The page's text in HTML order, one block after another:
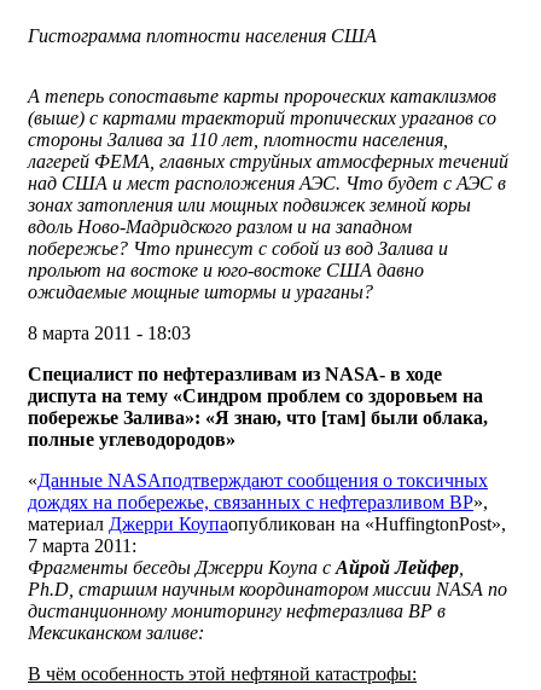
Гистограмма плотности населения США
А теперь сопоставьте карты пророческих катаклизмов
(выше) с картами траекторий тропических ураганов со
стороны Залива за 110 лет, плотности населения,
лагерей ФЕМА, главных струйных атмосферных течений
над США и мест расположения АЭС. Что будет с АЭС в
зонах затопления или мощных подвижек земной коры
вдоль Ново-Мадридского разлом и на западном
побережье? Что принесут с собой из вод Залива и
прольют на востоке и юго-востоке США давно
ожидаемые мощные штормы и ураганы?
8 марта 2011 - 18:03
Специалист по нефтеразливам из NASA- в ходе
диспута на тему «Синдром проблем со здоровьем на
побережье Залива»: «Я знаю, что [там] были облака,
полные углеводородов»
«Данные NASAподтверждают сообщения о токсичных
дождях на побережье, связанных с нефтеразливом ВР»,
материал Джерри Коупаопубликован на «HuffingtonPost»,
7 марта 2011:
Фрагменты беседы Джерри Коупа с Айрой Лейфер
Ph.D , старшим научным координатором миссии NASA по
дистанционному мониторингу нефтеразлива ВР в
Мексиканском заливе:
В чём особенность этой нефтяной катастрофы: